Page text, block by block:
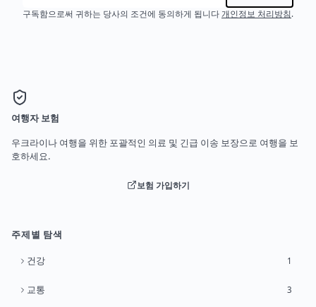
구독함으로써 귀하는 당사의 조건에 동의하게 됩니다 개인정보 처리방침.
여행자 보험
우크라이나 여행을 위한 포괄적인 의료 및 긴급 이송 보장으로 여행을 보
호하세요.
보험 가입하기
주제별 탐색
건강 1
교통 3